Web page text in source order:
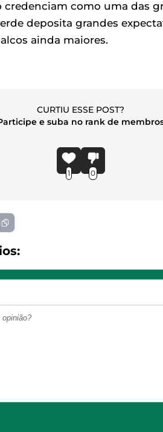
credenciam como uma das
deposita grandes
ainda maiores.
CURTIU ESSE POST?
e suba no rank de
1 0